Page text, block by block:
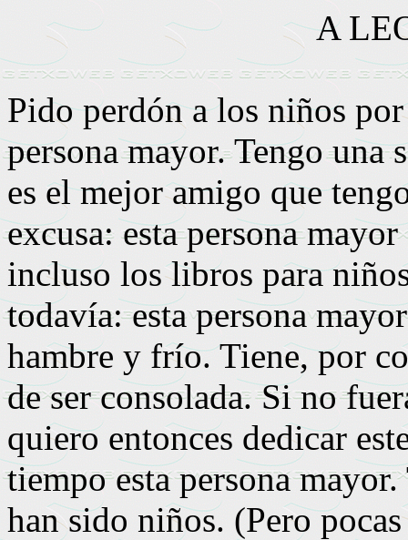
A
Pido perdón a los niños
persona mayor. Tengo una
es el mejor amigo que
excusa: esta persona
incluso los libros para
todavía: esta persona
hambre y frío. Tiene, por
de ser consolada. Si no
quiero entonces dedicar
tiempo esta persona
han sido niños. (Pero